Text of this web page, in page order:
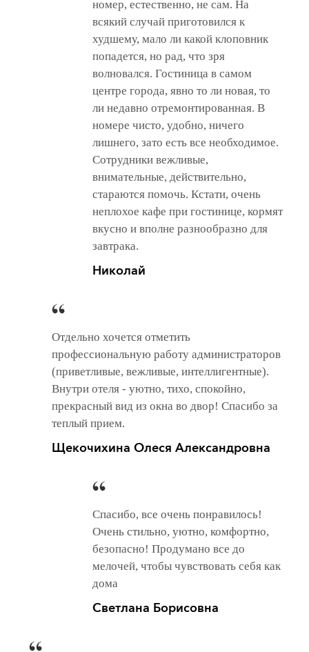
номер, естественно, не сам. На
всякий случай приготовился к
худшему, мало ли какой клоповник
попадется, но рад, что зря
волновался. Гостиница в самом
центре города, явно то ли новая, то
ли недавно отремонтированная. В
номере чисто, удобно, ничего
лишнего, зато есть все необходимое.
Сотрудники вежливые,
внимательные, действительно,
стараются помочь. Кстати, очень
неплохое кафе при гостинице, кормят
вкусно и вполне разнообразно для
завтрака.
Николай
Отдельно хочется отметить
профессиональную работу администраторов
(приветливые, вежливые, интеллигентные).
Внутри отеля - уютно, тихо, спокойно,
прекрасный вид из окна во двор! Спасибо за
теплый прием.
Щекочихина Олеся Александровна
Спасибо, все очень понравилось!
Очень стильно, уютно, комфортно,
безопасно! Продумано все до
мелочей, чтобы чувствовать себя как
дома
Светлана Борисовна